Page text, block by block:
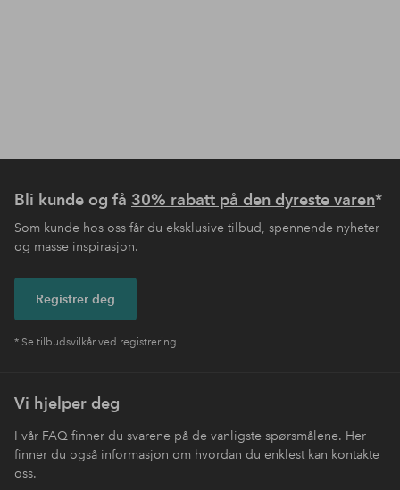
Bli kunde og få 30% rabatt på den dyreste varen*
Som kunde hos oss får du eksklusive tilbud, spennende nyheter
og masse inspirasjon.
Registrer deg
* Se tilbudsvilkår ved registrering
Vi hjelper deg
I vår FAQ finner du svarene på de vanligste spørsmålene. Her
finner du også informasjon om hvordan du enklest kan kontakte
oss.